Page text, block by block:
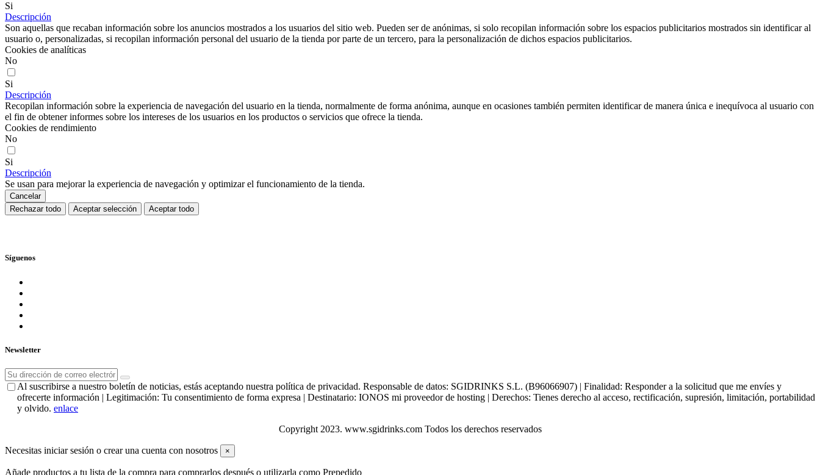
Si
Descripción
Son aquellas que recaban información sobre los anuncios mostrados a los usuarios del sitio web. Pueden ser de anónimas, si solo recopilan información sobre los espacios publicitarios mostrados sin identificar al
usuario o, personalizadas, si recopilan información personal del usuario de la tienda por parte de un tercero, para la personalización de dichos espacios publicitarios.
Cookies de analíticas
No
Si
Descripción
Recopilan información sobre la experiencia de navegación del usuario en la tienda, normalmente de forma anónima, aunque en ocasiones también permiten identificar de manera única e inequívoca al usuario con
el fin de obtener informes sobre los intereses de los usuarios en los productos o servicios que ofrece la tienda.
Cookies de rendimiento
No
Si
Descripción
Se usan para mejorar la experiencia de navegación y optimizar el funcionamiento de la tienda.
Cancelar
Rechazar todo
Aceptar selección Aceptar todo
Síguenos
Newsletter
Al suscribirse a nuestro boletín de noticias, estás aceptando nuestra política de privacidad. Responsable de datos: SGIDRINKS S.L. (B96066907) | Finalidad: Responder a la solicitud que me envíes y
ofrecerte información | Legitimación: Tu consentimiento de forma expresa | Destinatario: IONOS mi proveedor de hosting | Derechos: Tienes derecho al acceso, rectificación, supresión, limitación, portabilidad
y olvido. enlace
Copyright 2023. www.sgidrinks.com Todos los derechos reservados
Necesitas iniciar sesión o crear una cuenta con nosotros ×
Añade productos a tu lista de la compra para comprarlos después o utilizarla como Prepedido